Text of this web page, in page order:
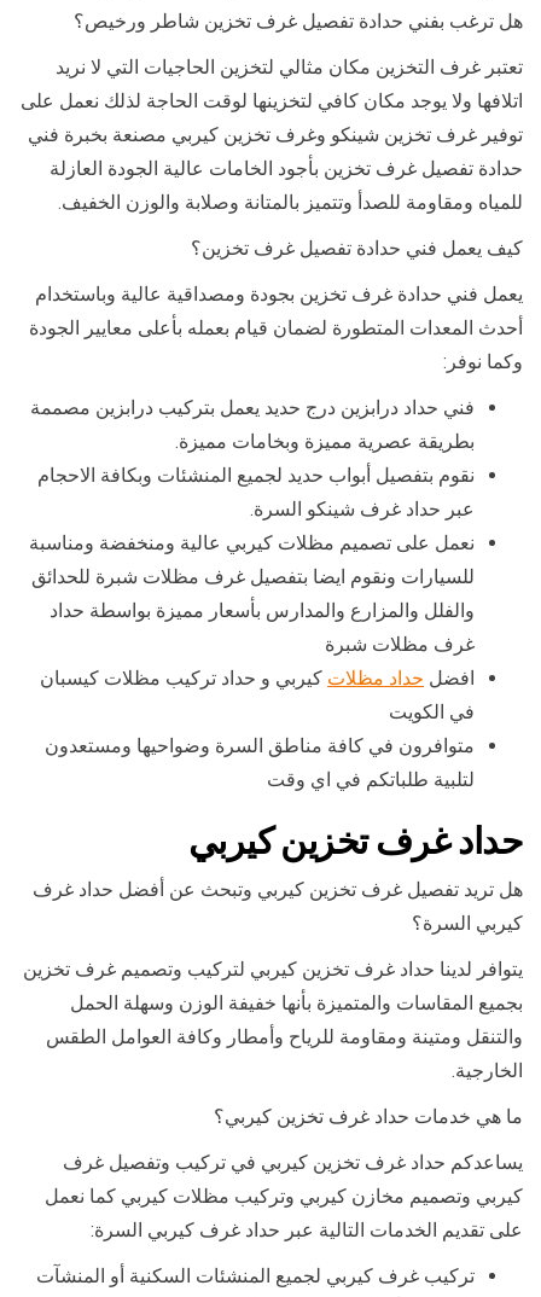
هل ترغب بفني حدادة تفصيل غرف تخزين شاطر ورخيص؟
تعتبر غرف التخزين مكان مثالي لتخزين الحاجيات التي لا نريد
اتلافها ولا يوجد مكان كافي لتخزينها لوقت الحاجة لذلك نعمل على
توفير غرف تخزين شينكو وغرف تخزين كيربي مصنعة بخبرة فني
حدادة تفصيل غرف تخزين بأجود الخامات عالية الجودة العازلة
للمياه ومقاومة للصدأ وتتميز بالمتانة وصلابة والوزن الخفيف.
كيف يعمل فني حدادة تفصيل غرف تخزين؟
يعمل فني حدادة غرف تخزين بجودة ومصداقية عالية وباستخدام
أحدث المعدات المتطورة لضمان قيام بعمله بأعلى معايير الجودة
وكما نوفر:
فني حداد درابزين درج حديد يعمل بتركيب درابزين مصممة
بطريقة عصرية مميزة وبخامات مميزة.
نقوم بتفصيل أبواب حديد لجميع المنشئات وبكافة الاحجام
عبر حداد غرف شينكو السرة.
نعمل على تصميم مظلات كيربي عالية ومنخفضة ومناسبة
للسيارات ونقوم ايضا بتفصيل غرف مظلات شبرة للحدائق
والفلل والمزارع والمدارس بأسعار مميزة بواسطة حداد
غرف مظلات شبرة
افضل حداد مظلات كيربي و حداد تركيب مظلات كيسبان
في الكويت
متوافرون في كافة مناطق السرة وضواحيها ومستعدون
لتلبية طلباتكم في اي وقت
حداد غرف تخزين كيربي
هل تريد تفصيل غرف تخزين كيربي وتبحث عن أفضل حداد غرف
كيربي السرة؟
يتوافر لدينا حداد غرف تخزين كيربي لتركيب وتصميم غرف تخزين
بجميع المقاسات والمتميزة بأنها خفيفة الوزن وسهلة الحمل
والتنقل ومتينة ومقاومة للرياح وأمطار وكافة العوامل الطقس
الخارجية.
ما هي خدمات حداد غرف تخزين كيربي؟
يساعدكم حداد غرف تخزين كيربي في تركيب وتفصيل غرف
كيربي وتصميم مخازن كيربي وتركيب مظلات كيربي كما نعمل
على تقديم الخدمات التالية عبر حداد غرف كيربي السرة:
تركيب غرف كيربي لجميع المنشئات السكنية أو المنشآت